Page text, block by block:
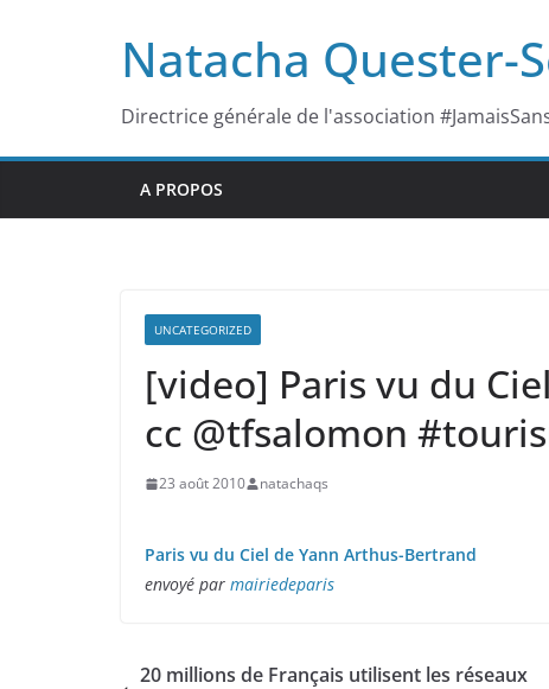
Natacha Quester-
Directrice générale de l'association
A PROPOS
UNCATEGORIZED
[video] Paris vu du
cc @tfsalomon
23 août 2010 natachaqs
Paris vu du Ciel de Yann Arthus-Bertrand
envoyé par mairiedeparis
20 millions de Français utilisent les réseaux